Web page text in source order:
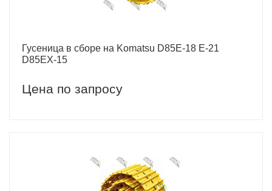
Гусеница в сборе на Komatsu D85E-18 E-21
D85EX-15
Цена по запросу